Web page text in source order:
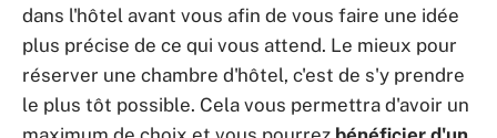
dans l'hôtel avant vous afin de vous faire une idée
plus précise de ce qui vous attend. Le mieux pour
réserver une chambre d'hôtel, c'est de s'y prendre
le plus tôt possible. Cela vous permettra d'avoir un